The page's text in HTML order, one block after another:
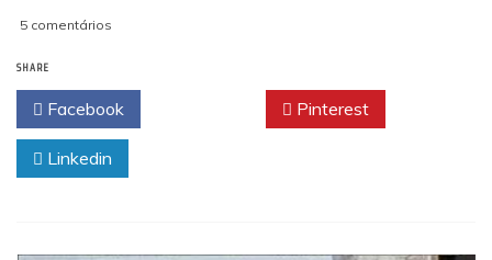
5 comentários
começo
–
por
Rosolem
SHARE
Facebook Pinterest
Linkedin